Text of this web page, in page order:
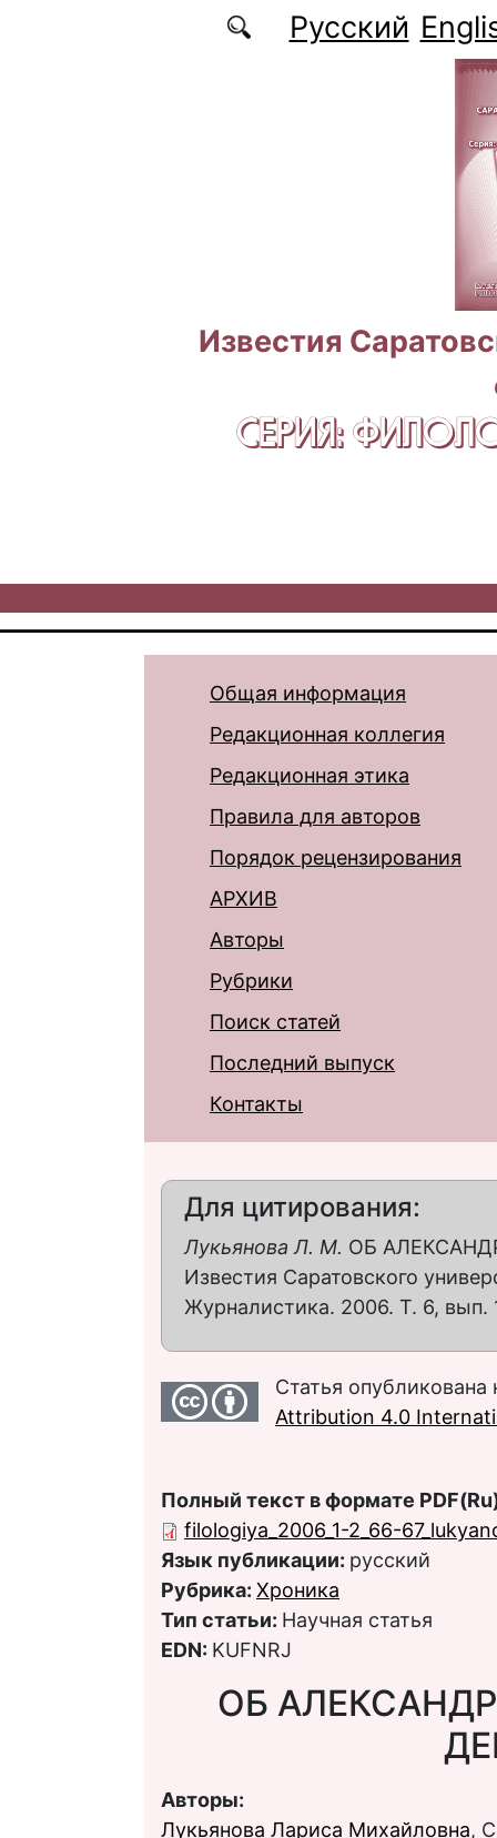
Перейти к основному содержаниюРусский
Известия
СЕРИЯ:
Общая информация
Редакционная коллегия
Редакционная этика
Правила для авторов
Порядок рецензирования
АРХИВ
Авторы
Рубрики
Поиск статей
Последний выпуск
Контакты
Для цитирования:
Лукьянова Л. М. ОБ
Известия Саратовского
Журналистика. 2006. Т. 6, вып.
Статья
Attribution 4.0
Полный текст в формате
filologiya_2006_1-2_66-
Язык публикации: русский
Рубрика: Хроника
Тип статьи: Научная статья
EDN: KUFNRJ
ОБ
Авторы:
Лукьянова Лариса Михайловна,